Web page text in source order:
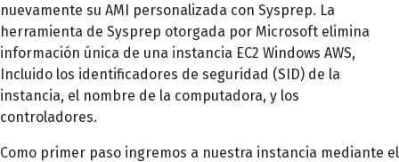
nuevamente su AMI personalizada con Sysprep. La
herramienta de Sysprep otorgada por Microsoft elimina
información única de una instancia EC2 Windows AWS,
Incluido los identificadores de seguridad (SID) de la
instancia, el nombre de la computadora, y los
controladores.
Como primer paso ingremos a nuestra instancia mediante el